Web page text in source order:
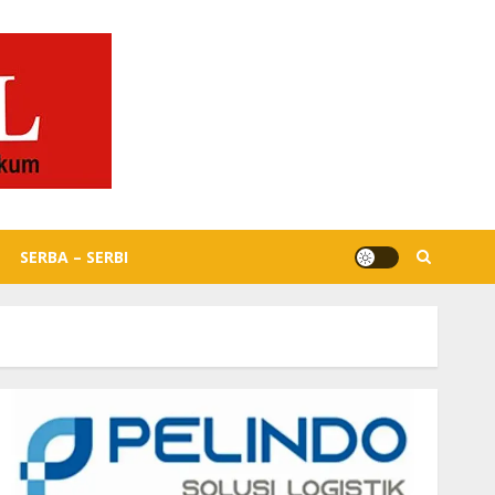
SERBA – SERBI